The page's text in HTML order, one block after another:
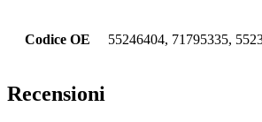
Codice OE 55246404, 71795335,
Recensioni